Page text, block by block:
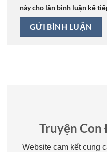
này cho lần bình luận kế
Truyện Con
Website cam kết cung